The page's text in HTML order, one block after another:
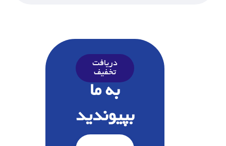
دریافت
تخفیف
به ما
بپیوندید